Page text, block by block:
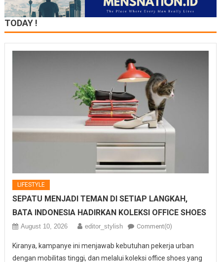
TODAY !
LIFESTYLE
SEPATU MENJADI TEMAN DI SETIAP LANGKAH,
BATA INDONESIA HADIRKAN KOLEKSI OFFICE SHOES
August 10, 2026 editor_stylish Comment(0)
Kiranya, kampanye ini menjawab kebutuhan pekerja urban
dengan mobilitas tinggi, dan melalui koleksi office shoes yang